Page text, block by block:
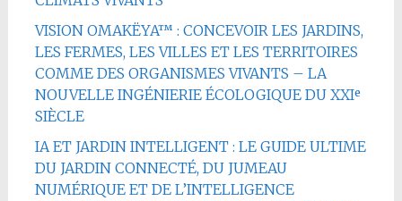
VISION OMAKËYA™ : CONCEVOIR LES JARDINS,
LES FERMES, LES VILLES ET LES TERRITOIRES
COMME DES ORGANISMES VIVANTS – LA
NOUVELLE INGÉNIERIE ÉCOLOGIQUE DU XXIᵉ
SIÈCLE
IA ET JARDIN INTELLIGENT : LE GUIDE ULTIME
DU JARDIN CONNECTÉ, DU JUMEAU
NUMÉRIQUE ET DE L’INTELLIGENCE